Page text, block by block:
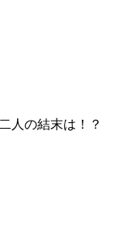
人の結末は！？